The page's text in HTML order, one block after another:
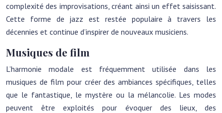
complexité des improvisations, créant ainsi un effet saisissant.
Cette forme de jazz est restée populaire à travers les
décennies et continue d’inspirer de nouveaux musiciens.
Musiques de film
L’harmonie modale est fréquemment utilisée dans les
musiques de film pour créer des ambiances spécifiques, telles
que le fantastique, le mystère ou la mélancolie. Les modes
peuvent être exploités pour évoquer des lieux, des